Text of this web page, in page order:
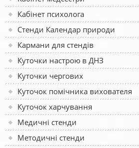
Кабінет психолога
Стенди Календар природи
Кармани для стендів
Куточки настрою в ДНЗ
Куточки чергових
Куточок помічника вихователя
Куточок харчування
Медичні стенди
Методичні стенди